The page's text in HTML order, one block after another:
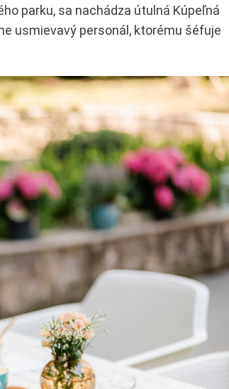
parku, sa nachádza útulná Kúpeľná
usmievavý personál, ktorému šéfuje